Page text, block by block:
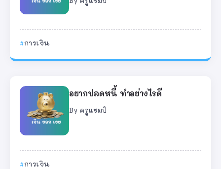
การเงิน
อยากปลดหนี้ ทำอย่างไรดี
By ครูแชมป์
การเงิน